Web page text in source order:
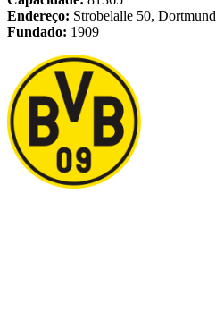
Endereço: Strobelalle 50, Dortmund
Fundado: 1909